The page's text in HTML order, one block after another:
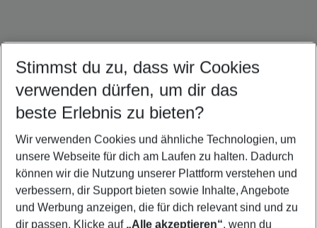
Kuba Urlaub Karibik Urlaub
Quicklinks
Städtereisen Brooklyn
Stimmst du zu, dass wir Cookies
verwenden dürfen, um dir das
beste Erlebnis zu bieten?
Wir verwenden Cookies und ähnliche Technologien, um
unsere Webseite für dich am Laufen zu halten. Dadurch
können wir die Nutzung unserer Plattform verstehen und
verbessern, dir Support bieten sowie Inhalte, Angebote
und Werbung anzeigen, die für dich relevant sind und zu
dir passen. Klicke auf „Alle akzeptieren“, wenn du